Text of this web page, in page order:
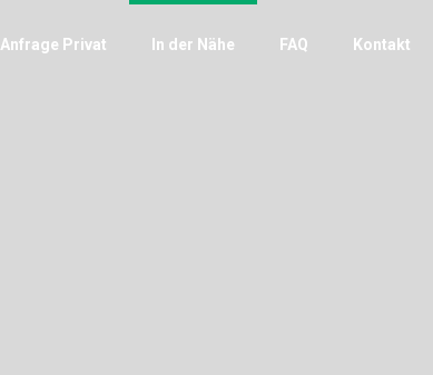
Anfrage Privat In der Nähe FAQ Kontakt